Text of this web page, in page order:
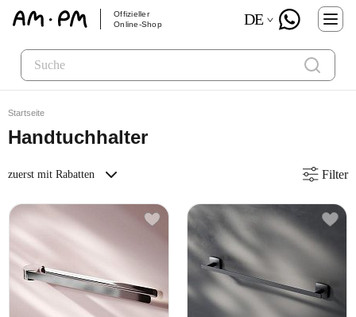
Offizieller
Online-Shop
DE
Startseite
Handtuchhalter
zuerst mit Rabatten Filter